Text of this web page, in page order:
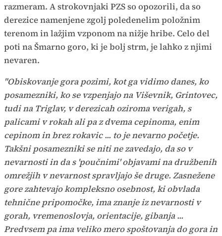
razmeram. A strokovnjaki PZS so opozorili, da so
derezice namenjene zgolj poledenelim položnim
terenom in lažjim vzponom na nižje hribe. Celo del
poti na Šmarno goro, ki je bolj strm, je lahko z njimi
nevaren.
"Obiskovanje gora pozimi, kot ga vidimo danes, ko
posamezniki, ko se vzpenjajo na Viševnik, Grintovec,
tudi na Triglav, v derezicah oziroma verigah, s
palicami v rokah ali pa z dvema cepinoma, enim
cepinom in brez rokavic ... to je nevarno početje.
Takšni posamezniki se niti ne zavedajo, da so v
nevarnosti in da s 'poučnimi' objavami na družbenih
omrežjih v nevarnost spravljajo še druge. Zasnežene
gore zahtevajo kompleksno osebnost, ki obvlada
tehnične pripomočke, ima znanje iz nevarnosti v
gorah, vremenoslovja, orientacije, gibanja ...
Predvsem pa ima veliko mero spoštovanja do gora in